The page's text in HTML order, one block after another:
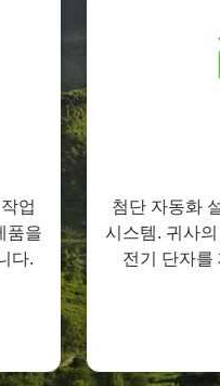
업
품을
다.
첨단 자동화
시스템. 귀사
전기 단자를